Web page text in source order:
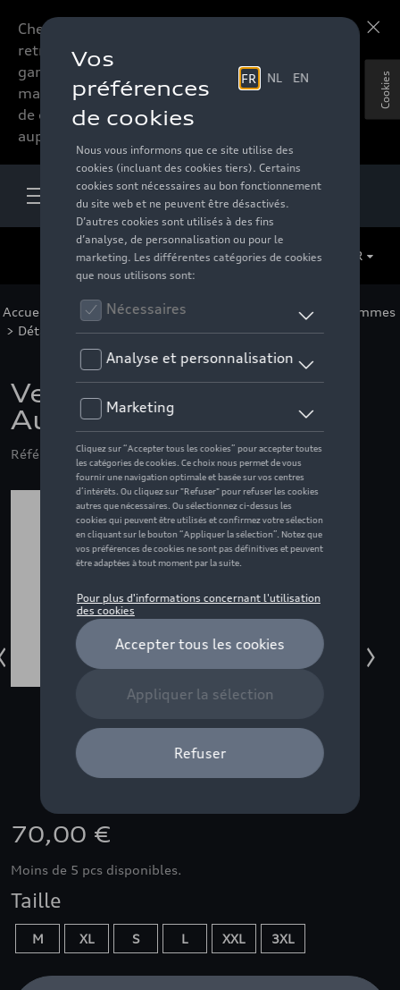
Chers accessoires-lovers,
retrouvez dorénavant toute la
gamme d’accessoires de votre
marque préférée sous forme
de catalogue à commander
auprès de votre distributeur.
FR
Accueil Pour vous >F1 Collection Vêtements
Hommes
> Détail
Veste de survêtement
Audi F1 Fan, gris
Référence: ZZQ3132601402M
70,00 €
Moins de 5 pcs disponibles.
Taille
M XL S L XXL 3XL
Cookies